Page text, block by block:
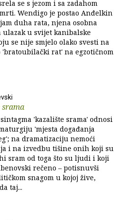
se s jezom i sa zadahom
Wendigo je postao Anđelkin
duha rata, njena osobna
ulazak u svijet kanibalske
se nije smjelo olako svesti na
'bratoubilački rat' na egzotičnom
'kazalište srama' odnosi
'mjesta događanja
na dramatizaciju nemoći
i na izvedbu tišine onih koji su
sram od toga što su ljudi i koji
rečeno – potisnuvši
snagom u kojoj žive,
taj...